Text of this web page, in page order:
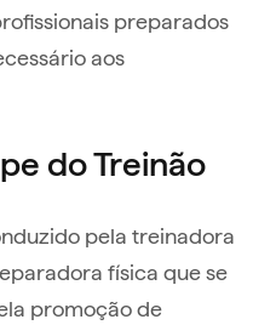
preparados
aos
do Treinão
pela treinadora
física que se
promoção de